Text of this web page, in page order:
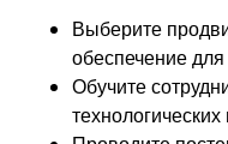
Выберите
обеспечение
Обучите